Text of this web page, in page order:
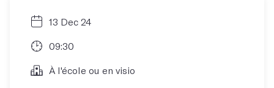
13 Dec 24
09:30
À l'école ou en visio